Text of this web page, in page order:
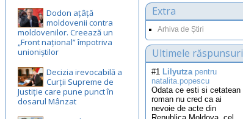
Extra
Arhiva de Știri
Ultimele răspunsuri
#1 Lilyutzapentru
natalita.popescu
Odata ce esti si cetatean
roman nu cred ca ai
nevoie de acte din
Dodon ațâță
moldovenii contra
moldovenilor. Creează un
„Front național” împotriva
unioniștilor
Decizia irevocabilă a
Curții Supreme de
Justiție care pune punct în
dosarul Mânzat